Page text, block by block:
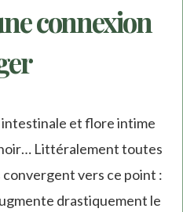
connexion
et flore intime
Littéralement toutes
vers ce point :
drastiquement le